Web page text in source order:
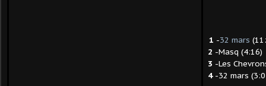
1 -32 mars
2 -Masq (4:16)
3 -Les
4-32 mars